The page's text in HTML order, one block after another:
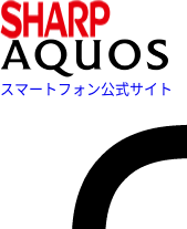
スマートフォン公式サイト